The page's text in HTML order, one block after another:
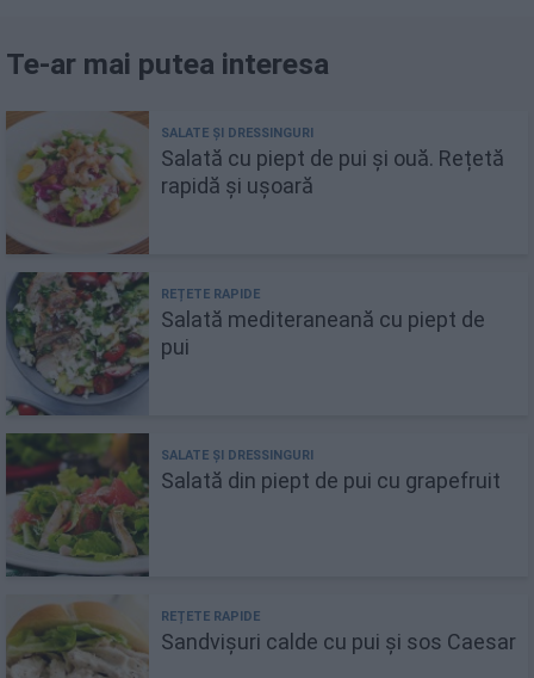
Te-ar mai putea interesa
Salată cu piept de pui și ouă. Rețetă
rapidă și ușoară
Salată mediteraneană cu piept de
pui
Salată din piept de pui cu grapefruit
Sandvișuri calde cu pui și sos Caesar